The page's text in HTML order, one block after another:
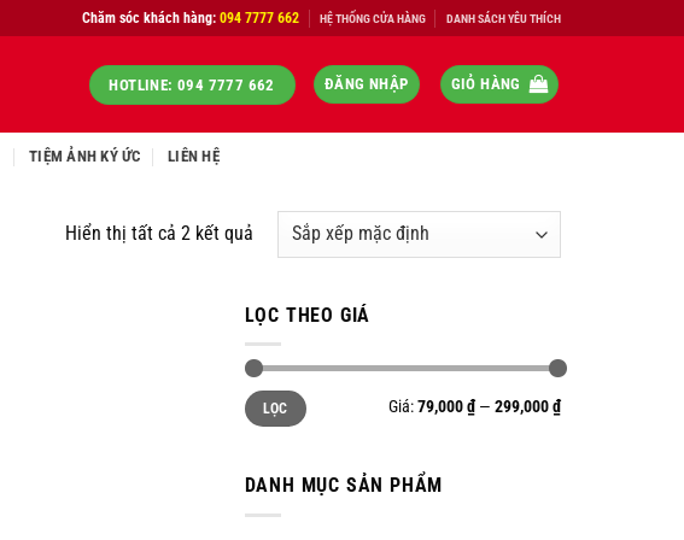
Chăm sóc khách hàng:094 7777 662 HỆ THỐNG CỬA HÀNG DANH SÁCH YÊU THÍCH
HOTLINE: 094 7777 662 ĐĂNG NHẬP GIỎ HÀNG
TIỆM ẢNH KÝ ỨC LIÊN HỆ
Hiển thị tất cả 2 kết quả
LỌC THEO GIÁ
Giá
tối
thiểu
Giá
tối
đa
LỌC Giá:79,000 ₫— 299,000 ₫
DANH MỤC SẢN PHẨM